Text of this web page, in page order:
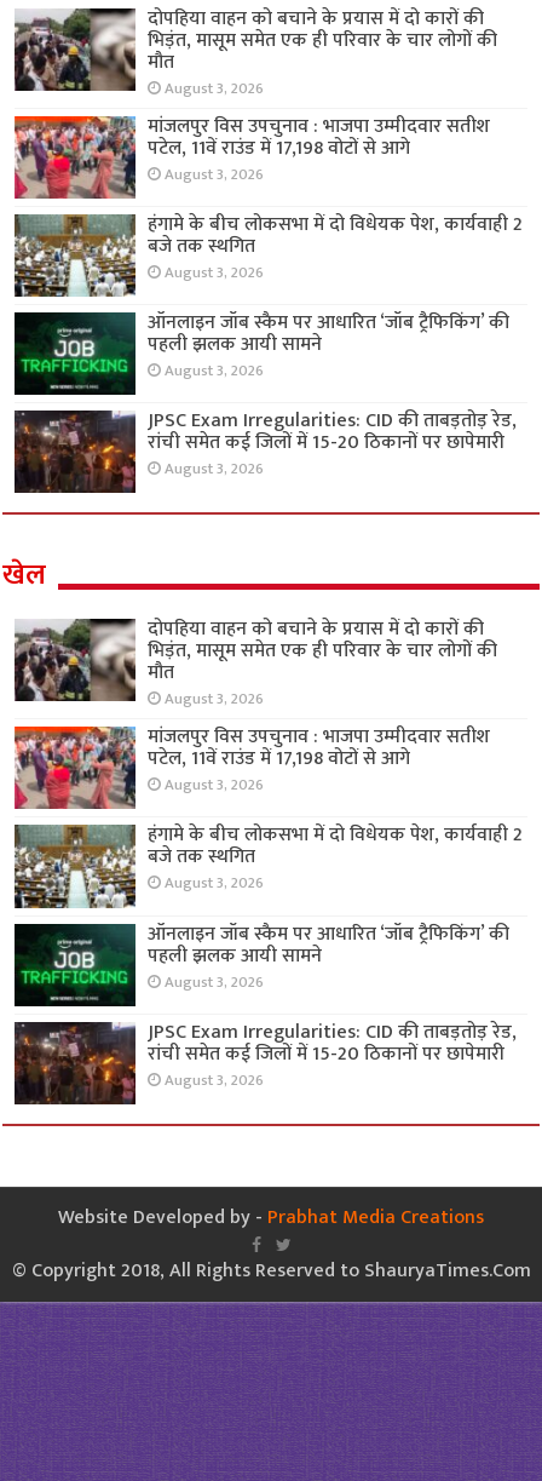
दोपहिया वाहन को बचाने के प्रयास में दो कारों की
भिड़ंत, मासूम समेत एक ही परिवार के चार लोगों की
मौत
August 3, 2026
मांजलपुर विस उपचुनाव : भाजपा उम्मीदवार सतीश
पटेल, 11वें राउंड में 17,198 वोटों से आगे
August 3, 2026
हंगामे के बीच लोकसभा में दो विधेयक पेश, कार्यवाही 2
बजे तक स्थगित
August 3, 2026
ऑनलाइन जॉब स्कैम पर आधारित ‘जॉब ट्रैफिकिंग’ की
पहली झलक आयी सामने
August 3, 2026
JPSC Exam Irregularities: CID की ताबड़तोड़ रेड,
रांची समेत कई जिलों में 15-20 ठिकानों पर छापेमारी
August 3, 2026
खेल
दोपहिया वाहन को बचाने के प्रयास में दो कारों की
भिड़ंत, मासूम समेत एक ही परिवार के चार लोगों की
मौत
August 3, 2026
मांजलपुर विस उपचुनाव : भाजपा उम्मीदवार सतीश
पटेल, 11वें राउंड में 17,198 वोटों से आगे
August 3, 2026
हंगामे के बीच लोकसभा में दो विधेयक पेश, कार्यवाही 2
बजे तक स्थगित
August 3, 2026
ऑनलाइन जॉब स्कैम पर आधारित ‘जॉब ट्रैफिकिंग’ की
पहली झलक आयी सामने
August 3, 2026
JPSC Exam Irregularities: CID की ताबड़तोड़ रेड,
रांची समेत कई जिलों में 15-20 ठिकानों पर छापेमारी
August 3, 2026
Website Developed by - Prabhat Media Creations
© Copyright 2018, All Rights Reserved to ShauryaTimes.Com